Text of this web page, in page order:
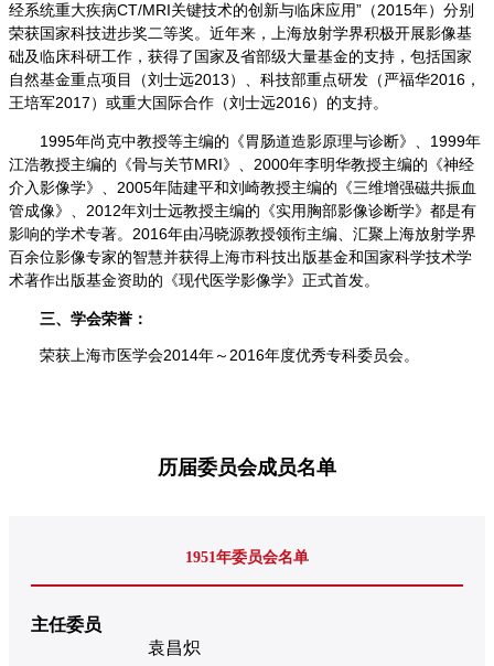
经系统重大疾病CT/MRI关键技术的创新与临床应用”（2015年）分别
荣获国家科技进步奖二等奖。近年来，
上海放射学界积极开展影像基
础及临床科研工作，获得了国家及省部级大量基金的支持，包括国家
自然基金重点项目（刘士远2013）、科技部重点研发（严福华2016，
王培军2017）或重大国际合作（刘士远2016）的支持。
1995年尚克中教授等主编的《胃肠道造影原理与诊断》、1999年
江浩教授主编的《骨与关节MRI》、2000年李明华教授主编的《神经
介入影像学》、2005年陆建平和刘崎教授主编的《三维增强磁共振血
管成像》、2012年刘士远教授主编的《实用胸部影像诊断学》都是有
影响的学术专著。2016年由冯晓源教授领衔主编、汇聚上海放射学界
百余位影像专家的智慧并获得上海市科技出版基金和国家科学技术学
术著作出版基金资助的《现代医学影像学》正式首发。
三、 学会荣誉：
荣获上海市医学会2014年～2016年度优秀专科委员会。
历届委员会成员名单
1951年委员会名单
主任委员
袁昌炽